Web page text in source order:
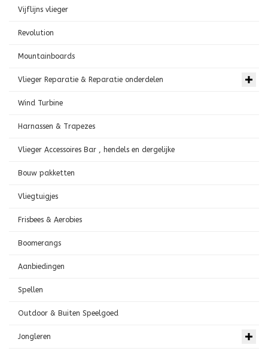
Vijflijns vlieger
Revolution
Mountainboards
Vlieger Reparatie & Reparatie onderdelen
Wind Turbine
Harnassen & Trapezes
Vlieger Accessoires Bar , hendels en dergelijke
Bouw pakketten
Vliegtuigjes
Frisbees & Aerobies
Boomerangs
Aanbiedingen
Spellen
Outdoor & Buiten Speelgoed
Jongleren